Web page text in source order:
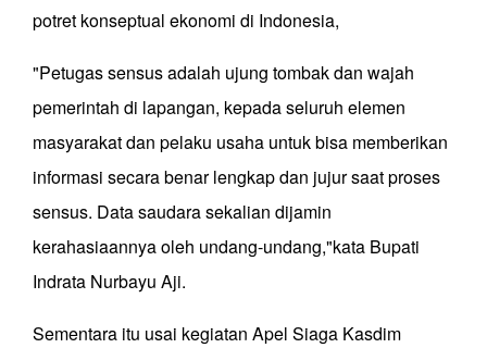
potret konseptual ekonomi di Indonesia,
"Petugas sensus adalah ujung tombak dan wajah
pemerintah di lapangan, kepada seluruh elemen
masyarakat dan pelaku usaha untuk bisa memberikan
informasi secara benar lengkap dan jujur saat proses
sensus. Data saudara sekalian dijamin
kerahasiaannya oleh undang-undang,"kata Bupati
Indrata Nurbayu Aji.
Sementara itu usai kegiatan Apel Siaga Kasdim